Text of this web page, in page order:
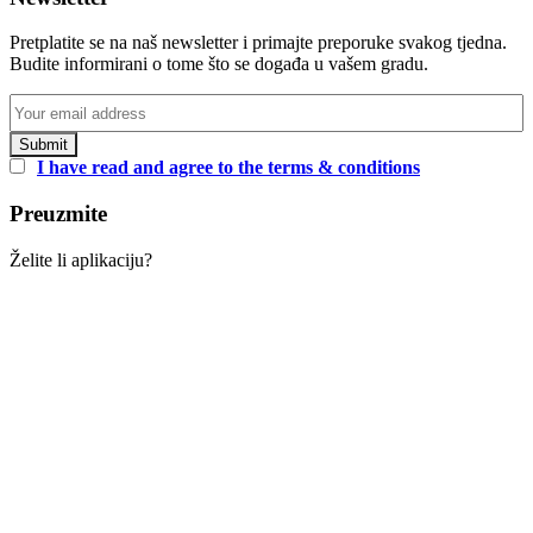
Pretplatite se na naš newsletter i primajte preporuke svakog tjedna.
Budite informirani o tome što se događa u vašem gradu.
I have read and agree to the terms & conditions
Preuzmite
Želite li aplikaciju?